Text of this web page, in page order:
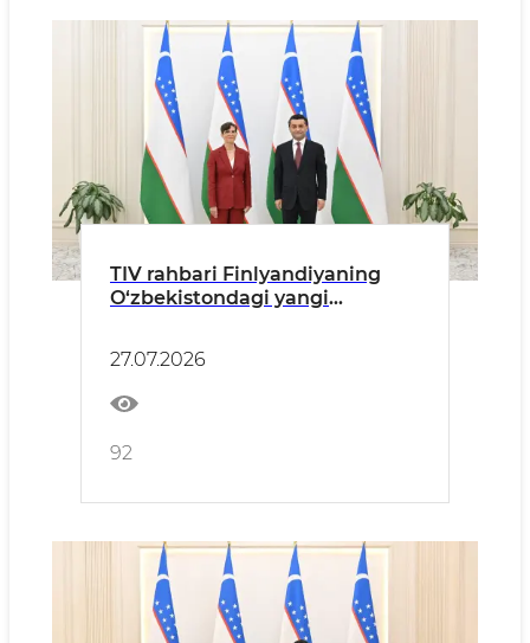
TIV rahbari Finlyandiyaning
O‘zbekistondagi yangi
27.07.2026
92